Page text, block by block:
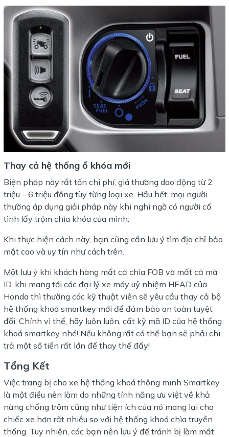
Thay cả hệ thống ổ khóa mới
Biện pháp này rất tốn chi phí, giá thường dao động từ 2
triệu – 6 triệu đồng tùy từng loại xe. Hầu hết, mọi người
thường áp dụng giải pháp này khi nghi ngờ có người cố
tình lấy trộm chìa khóa của mình.
Khi thực hiện cách này, bạn cũng cần lưu ý tìm địa chỉ bảo
mật cao và uy tín như cách trên.
Một lưu ý khi khách hàng mất cả chìa FOB và mất cả mã
ID, khi mang tới các đại lý xe máy uỷ nhiệm HEAD của
Honda thì thường các kỹ thuật viên sẽ yêu cầu thay cả bộ
hệ thống khoá smartkey mới để đảm bảo an toàn tuyệt
đối. Chính vì thế, hãy luôn luôn, cất kỹ mã ID của hệ thống
khoá smartkey nhé! Nếu không rất có thể bạn sẽ phải chi
trả một số tiền rất lớn để thay thế đấy!
Tổng Kết
Việc trang bị cho xe hệ thống khoá thông minh Smartkey
là một điều nên làm do những tính năng ưu việt về khả
năng chống trộm cũng như tiện ích của nó mang lại cho
chiếc xe hơn rất nhiều so với hệ thống khoá chìa truyền
thống. Tuy nhiên, các bạn nên lưu ý để tránh bị làm mất